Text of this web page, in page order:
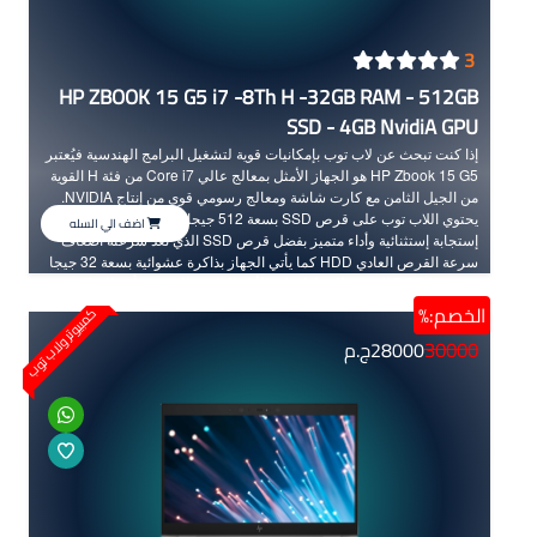
3
HP ZBOOK 15 G5 i7 -8Th H -32GB RAM - 512GB
SSD - 4GB NvidiA GPU
إذا كنت تبحث عن لاب توب بإمكانيات قوية لتشغيل البرامج الهندسية فيُعتبر
HP Zbook 15 G5 هو الجهاز الأمثل بمعالج عالي Core i7 من فئة H القوية
من الجيل الثامن مع كارت شاشة ومعالج رسومي قوي من إنتاج NVIDIA.
يحتوي اللاب توب على قرص SSD بسعة 512 جيجابايت، مما يضمن سرعة
إستجابة إستثنائية وأداء متميز بفضل قرص SSD الذي تُعد سرعته أضعاف
سرعة القرص العادي HDD كما يأتي الجهاز بذاكرة عشوائية بسعة 32 جيجا
بمقاس 15.6 بوصة مع دقة FHD عالية الجودة لكي تعرض التفاصيل بوضوح
فائق، مما يجعل تجربة المشاهدة والعمل أكثر فعالية. يحتوي الجهاز على
كارت شاشة خارجي (منفصل) NVIDIA Quadro P1000 بسعة 4 جيجابايت
لضمان أداء سريع وسلس حيث صممت سلسلة Quadro خصيصا للمهندسين
اضف الي السله
كمبيوتر ولاب توب الخصم:%
30000
28000ج.م